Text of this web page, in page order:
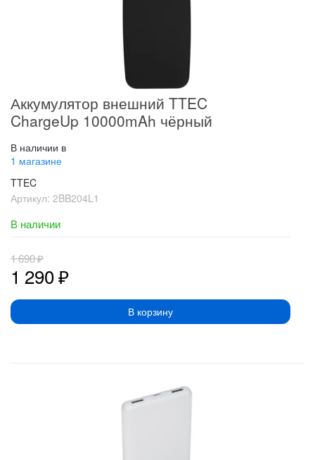
Аккумулятор внешний TTEC
ChargeUp 10000mAh чёрный
В наличии в
1 магазине
TTEC
Артикул: 2BB204L1
В наличии
1 290₽
1 690₽
В корзину